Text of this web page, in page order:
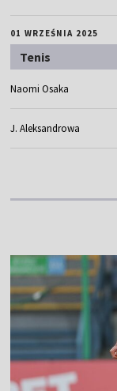
01 WRZEŚNIA 2025
Tenis
Naomi Osaka
J. Aleksandrowa